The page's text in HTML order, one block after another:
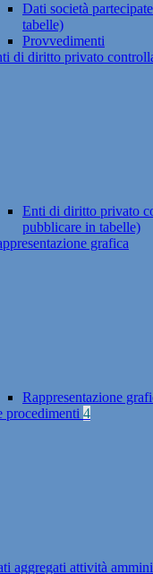
Dati società
tabelle)
Provvedimenti
di diritto privato
Enti di diritto privato
pubblicare in tabelle)
grafica
Rappresentazione
procedimenti 4
aggregati attività